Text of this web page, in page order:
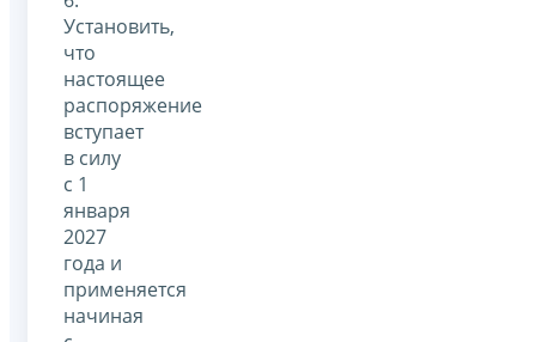
Установить,
что
настоящее
распоряжение
вступает
в силу
с 1
января
2027
года и
применяется
начиная